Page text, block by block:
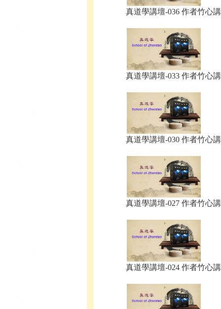
真道學講壇-036 作者竹心
真道學講壇-033 作者竹心
真道學講壇-030 作者竹心
真道學講壇-027 作者竹心
真道學講壇-024 作者竹心